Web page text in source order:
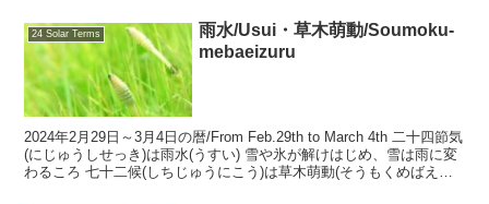
24 Solar Terms
雨水/Usui・草木萌動/Soumoku-
mebaeizuru
2024年2月29日～3月4日の暦/From Feb.29th to March 4th 二十四節気
(にじゅうしせっき)は雨水(うすい) 雪や氷が解けはじめ、雪は雨に変
わるころ 七十二候(しちじゅうにこう)は草木萌動(そうもくめばえい